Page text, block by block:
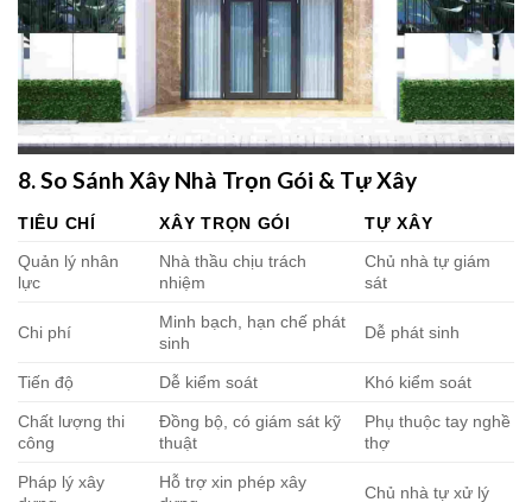
8. So Sánh Xây Nhà Trọn Gói & Tự Xây
TIÊU CHÍ XÂY TRỌN GÓI
TỰ XÂY
Quản lý nhân
lực
Nhà thầu chịu trách
nhiệm
Chủ nhà tự giám
sát
Chi phí
Minh bạch, hạn chế phát
sinh
Dễ phát sinh
Tiến độ Dễ kiểm soát Khó kiểm soát
Chất lượng thi
công
Đồng bộ, có giám sát kỹ
thuật
Phụ thuộc tay nghề
thợ
Pháp lý xây
Hỗ trợ xin phép xây
Chủ nhà tự xử lý